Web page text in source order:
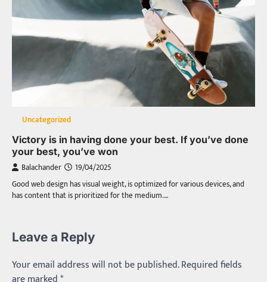
Uncategorized
Victory is in having done your best. If you’ve done
your best, you’ve won
Balachander 19/04/2025
Good web design has visual weight, is optimized for various devices, and
has content that is prioritized for the medium.…
Leave a Reply
Your email address will not be published.Required fields